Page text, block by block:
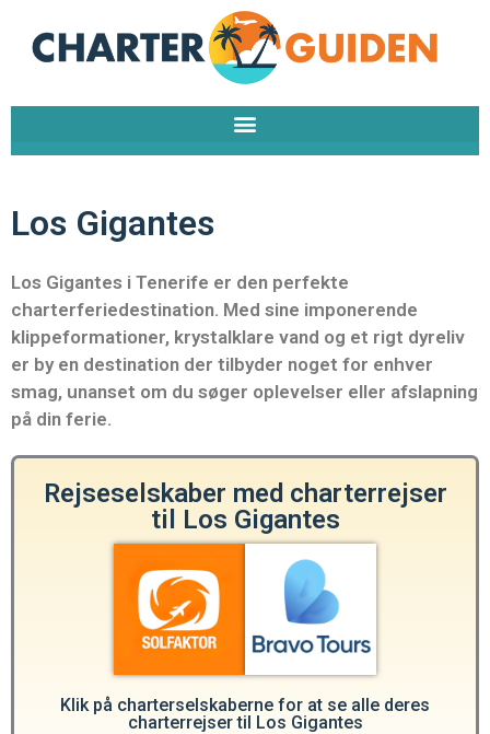
indholdet
Los Gigantes
Los Gigantes i Tenerife er den perfekte
charterferiedestination. Med sine imponerende
klippeformationer, krystalklare vand og et rigt dyreliv
er by en destination der tilbyder noget for enhver
smag, unanset om du søger oplevelser eller afslapning
på din ferie.
Rejseselskaber med charterrejser
til Los Gigantes
Klik på charterselskaberne for at se alle deres
charterrejser til Los Gigantes